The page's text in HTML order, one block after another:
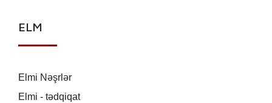
ELM
Elmi Nəşrlər
Elmi - tədqiqat